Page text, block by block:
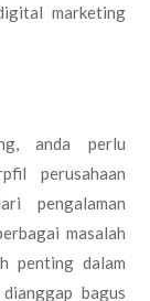
marketing
anda perlu
perusahaan
pengalaman
masalah
penting dalam
bagus